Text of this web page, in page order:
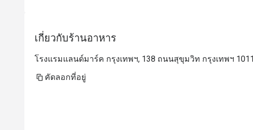
เกี่ยวกับร้านอาหาร
โรงแรมแลนด์มาร์ค กรุงเทพฯ, 138 ถนนสุขุมวิท กรุงเทพฯ
คัดลอกที่อยู่